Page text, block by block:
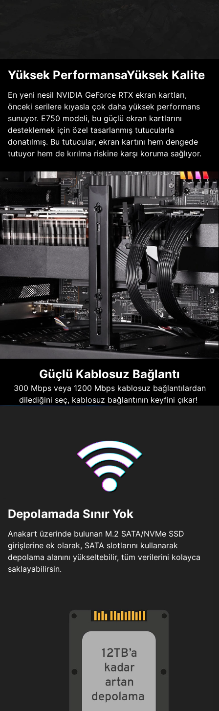
Yüksek PerformansaYüksek Kalite
En yeni nesil NVIDIA GeForce RTX ekran kartları,
önceki serilere kıyasla çok daha yüksek performans
sunuyor. E750 modeli, bu güçlü ekran kartlarını
desteklemek için özel tasarlanmış tutucularla
donatılmış. Bu tutucular, ekran kartını hem dengede
tutuyor hem de kırılma riskine karşı koruma sağlıyor.
Güçlü Kablosuz Bağlantı
300 Mbps veya 1200 Mbps kablosuz bağlantılardan
dilediğini seç, kablosuz bağlantının keyfini çıkar!
Depolamada Sınır Yok
Anakart üzerinde bulunan M.2 SATA/NVMe SSD
girişlerine ek olarak, SATA slotlarını kullanarak
depolama alanını yükseltebilir, tüm verilerini kolayca
saklayabilirsin.